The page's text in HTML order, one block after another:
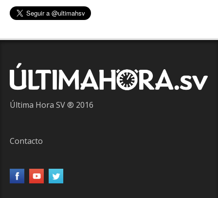
Última Hora SV ® 2016
Contacto